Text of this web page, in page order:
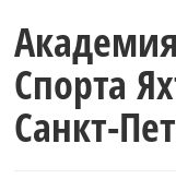
Спорта
Санкт-